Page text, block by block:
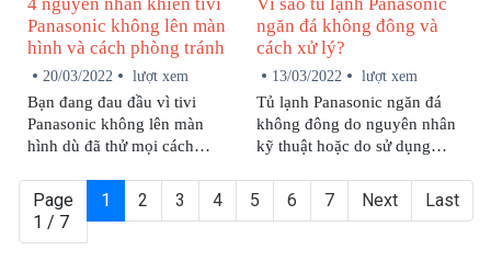
trong một số trường hợp bạn
vẫn có thể tự mình khắc phục
tại nhà.
nhân khiến tivi Panasonic bị
mất tiếng và cách khắc phục
chuẩn nhất.
Panasonic không lên màn
hình và cách phòng tránh
20/03/2022
lượt xem
Bạn đang đau đầu vì tivi
Panasonic không lên màn
hình dù đã thử mọi cách
hệ ngay với trung tâm bảo
hành để được hỗ trợ sớm
nhất!
ngăn đá không đông và
cách xử lý?
13/03/2022
lượt xem
Tủ lạnh Panasonic ngăn đá
không đông do nguyên nhân
kỹ thuật hoặc do sử dụng
nguyên nhân sẽ có cách khắc
phục tương ứng.
Page
1 / 7
1 2 3 4 5 6 7 Next Last